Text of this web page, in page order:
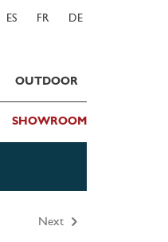
ES FR DE
OUTDOOR
SHOWROOM
Next